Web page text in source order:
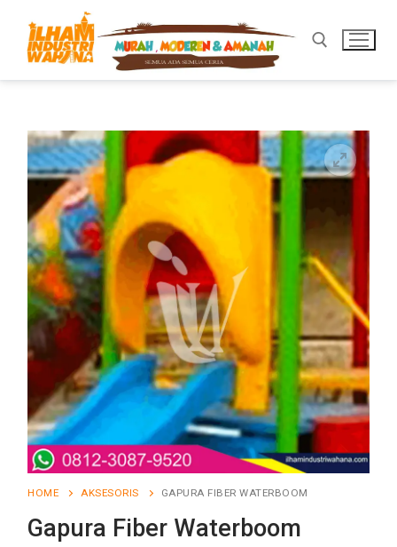
HOME AKSESORIS GAPURA FIBER WATERBOOM
Gapura Fiber Waterboom